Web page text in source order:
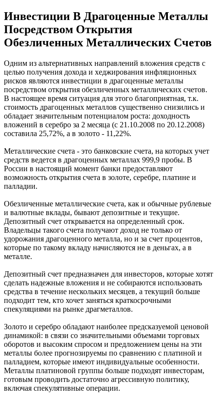
Инвестиции В Драгоценные Металлы
Посредством Открытия
Обезличенных Металлических Счетов
Одним из альтернативных направлений вложения средств с
целью получения дохода и хеджирования инфляционных
рисков являются инвестиции в драгоценные металлы
посредством открытия обезличенных металлических счетов.
В настоящее время ситуация для этого благоприятная, т.к.
стоимость драгоценных металлов существенно снизились и
обладает значительным потенциалом роста: доходность
вложений в серебро за 2 месяца (с 21.10.2008 по 20.12.2008)
составила 25,72%, а в золото - 11,22%.
Металлические счета - это банковские счета, на которых учет
средств ведется в драгоценных металлах 999,9 пробы. В
России в настоящий момент банки предоставляют
возможность открытия счета в золоте, серебре, платине и
палладии.
Обезличенные металлические счета, как и обычные рублевые
и валютные вклады, бывают депозитные и текущие.
Депозитный счет открывается на определенный срок.
Владельцы такого счета получают доход не только от
удорожания драгоценного металла, но и за счет процентов,
которые по такому вкладу начисляются не в деньгах, а в
металле.
Депозитный счет предназначен для инвесторов, которые хотят
сделать надежные вложения и не собираются использовать
средства в течение нескольких месяцев, а текущий больше
подходит тем, кто хочет заняться краткосрочными
спекуляциями на рынке драгметаллов.
Золото и серебро обладают наиболее предсказуемой ценовой
динамикой: в связи со значительными объемами торговых
оборотов и высоким спросом и предложением цены на эти
металлы более прогнозируемы по сравнению с платиной и
палладием, которые имеют индивидуальные особенности.
Металлы платиновой группы больше подходят инвесторам,
готовым проводить достаточно агрессивную политику,
включая спекулятивные операции.